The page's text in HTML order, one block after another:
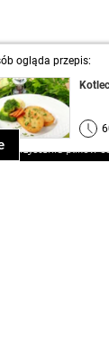
ogląda przepis:
kontakt
regulamin
o prywatności
plików